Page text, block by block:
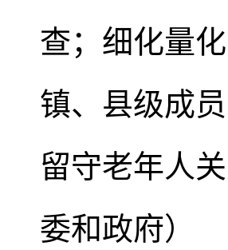
查；细化量
镇、县级成
留守老年人
委和政府）